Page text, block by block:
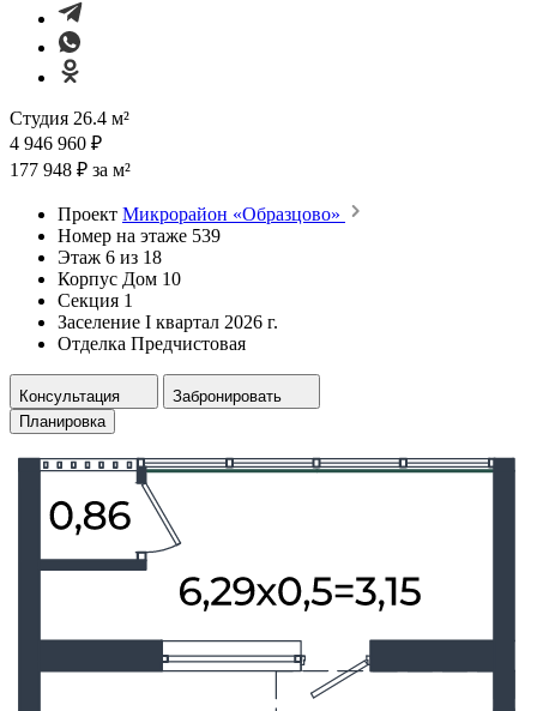
Студия 26.4 м²
4 946 960 ₽
177 948 ₽ за м²
Проект Микрорайон «Образцово»
Номер на этаже 539
Этаж 6 из 18
Корпус Дом 10
Секция 1
Заселение I квартал 2026 г.
Отделка Предчистовая
Консультация
Забронировать
Планировка